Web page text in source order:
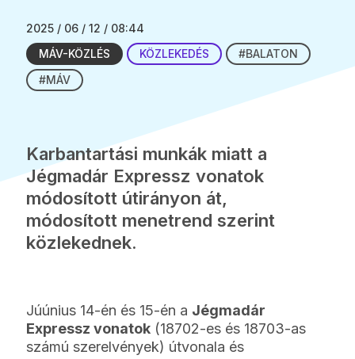
2025 / 06 / 12 / 08:44
MÁV-KÖZLÉS
KÖZLEKEDÉS
#BALATON
#MÁV
Karbantartási munkák miatt a
Jégmadár Expressz vonatok
módosított útirányon át,
módosított menetrend szerint
közlekednek.
Júúnius 14-én és 15-én a Jégmadár
Expressz vonatok (18702-es és 18703-as
számú szerelvények) útvonala és